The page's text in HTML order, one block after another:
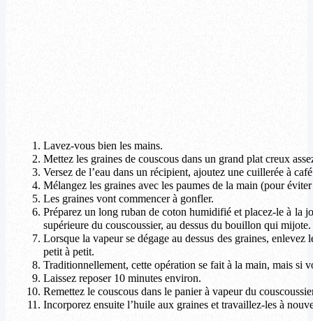
Lavez-vous bien les mains.
Mettez les graines de couscous dans un grand plat creux
Versez de l’eau dans un récipient, ajoutez une cuillerée à
Mélangez les graines avec les paumes de la main (pour
Les graines vont commencer à gonfler.
Préparez un long ruban de coton humidifié et placez-le à la
supérieure du couscoussier, au dessus du bouillon qui mijote.
Lorsque la vapeur se dégage au dessus des graines,
petit à petit.
Traditionnellement, cette opération se fait à la main, mais si
Laissez reposer 10 minutes environ.
Remettez le couscous dans le panier à vapeur du
Incorporez ensuite l’huile aux graines et travaillez-les à